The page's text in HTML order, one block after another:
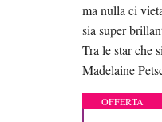
ma nulla ci
sia super
Tra le star che
Madelaine
OFFERTA